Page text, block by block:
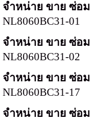
จำหน่าย ขาย ซ่อม
NL8060BC31-01
จำหน่าย ขาย ซ่อม
NL8060BC31-02
จำหน่าย ขาย ซ่อม
NL8060BC31-17
จำหน่าย ขาย ซ่อม